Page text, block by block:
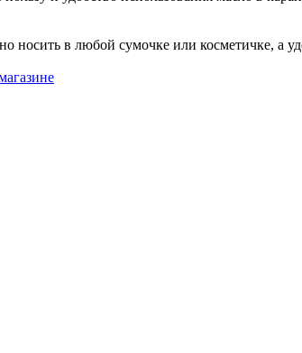
в любой сумочке или косметичке, а